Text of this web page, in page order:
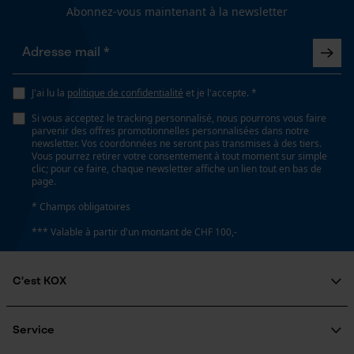
45 cm
Spécifications techniques
Lubrification automatique de la chaîne
Non
Haute performance de coupe
Abonnez-vous maintenant à la newsletter
J'ai lu la politique de confidentialité et je l'accepte. *
Si vous acceptez le tracking personnalisé, nous pourrons vous faire
parvenir des offres promotionnelles personnalisées dans notre
newsletter. Vos coordonnées ne seront pas transmises à des tiers.
Vous pourrez retirer votre consentement à tout moment sur simple
clic; pour ce faire, chaque newsletter affiche un lien tout en bas de
page.
* Champs obligatoires
*** Valable à partir d'un montant de CHF 100,-
C'est KOX
Engagement social
Service
Salutation personnelle
Géo-IP et détection des
utilisateurs
Google Maps
Prise de contact par chat
Cookies marketing